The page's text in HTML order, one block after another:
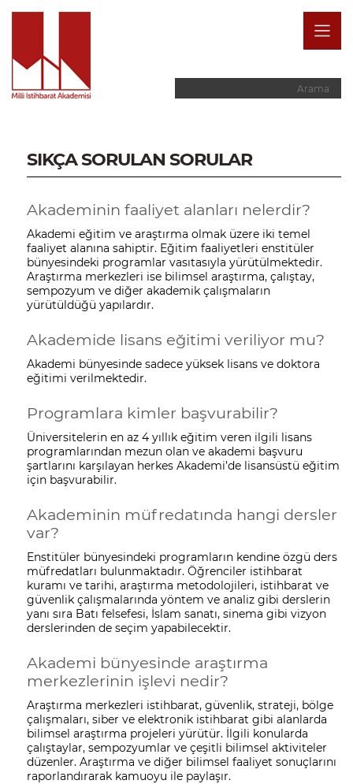
SIKÇA SORULAN SORULAR
Akademinin faaliyet alanları nelerdir?
Akademi eğitim ve araştırma olmak üzere iki temel
faaliyet alanına sahiptir. Eğitim faaliyetleri enstitüler
bünyesindeki programlar vasıtasıyla yürütülmektedir.
Araştırma merkezleri ise bilimsel araştırma, çalıştay,
sempozyum ve diğer akademik çalışmaların
yürütüldüğü yapılardır.
Akademide lisans eğitimi veriliyor mu?
Akademi bünyesinde sadece yüksek lisans ve doktora
eğitimi verilmektedir.
Programlara kimler başvurabilir?
Üniversitelerin en az 4 yıllık eğitim veren ilgili lisans
programlarından mezun olan ve akademi başvuru
şartlarını karşılayan herkes Akademi’de lisansüstü eğitim
için başvurabilir.
Akademinin müfredatında hangi dersler
var?
Enstitüler bünyesindeki programların kendine özgü ders
müfredatları bulunmaktadır. Öğrenciler istihbarat
kuramı ve tarihi, araştırma metodolojileri, istihbarat ve
güvenlik çalışmalarında yöntem ve analiz gibi derslerin
yanı sıra Batı felsefesi, İslam sanatı, sinema gibi vizyon
derslerinden de seçim yapabilecektir.
Akademi bünyesinde araştırma
merkezlerinin işlevi nedir?
Araştırma merkezleri istihbarat, güvenlik, strateji, bölge
çalışmaları, siber ve elektronik istihbarat gibi alanlarda
bilimsel araştırma projeleri yürütür. İlgili konularda
çalıştaylar, sempozyumlar ve çeşitli bilimsel aktiviteler
düzenler. Araştırma ve diğer bilimsel faaliyet sonuçlarını
raporlandırarak kamuoyu ile paylaşır.